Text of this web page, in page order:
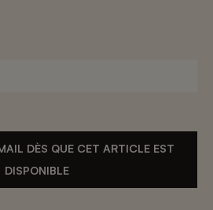
DÈS QUE CET ARTICLE EST
DISPONIBLE